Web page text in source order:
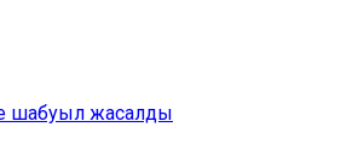
шабуыл жасалды